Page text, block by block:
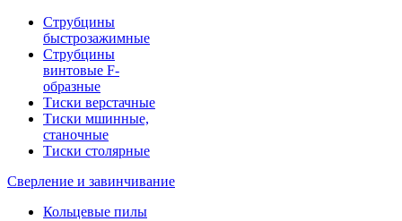
Струбцины
быстрозажимные
Струбцины
винтовые F-
образные
Тиски верстачные
Тиски мшинные,
станочные
Тиски столярные
Сверление и завинчивание
Кольцевые пилы